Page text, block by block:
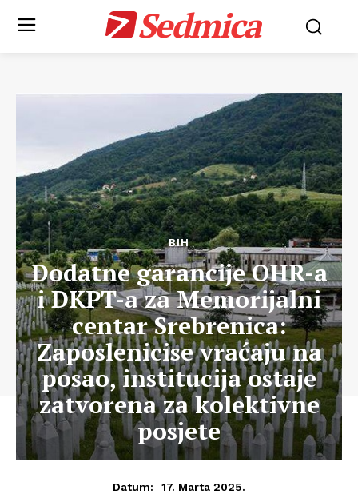
Sedmica
BIH
Dodatne garancije OHR-a
i DKPT-a za Memorijalni
centar Srebrenica:
Zaposlenicise vraćaju na
posao, institucija ostaje
zatvorena za kolektivne
posjete
Datum: 17. Marta 2025.